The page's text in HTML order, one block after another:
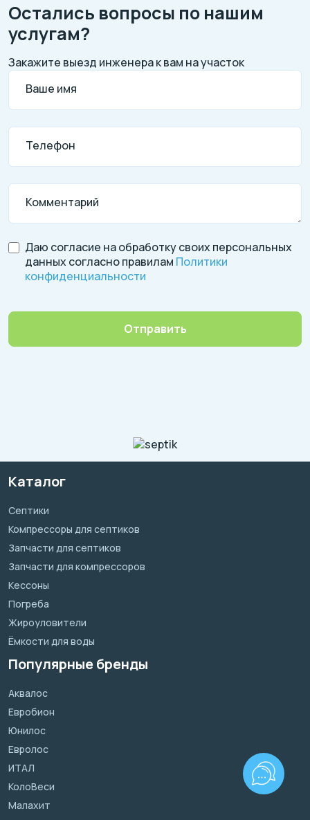
Остались вопросы по нашим
услугам?
Закажите выезд инженера к вам на участок
Ваше имя
Телефон
Комментарий
Даю согласие на обработку своих персональных
данных согласно правилам Политики
конфиденциальности
Отправить
Каталог
Септики
Компрессоры для септиков
Запчасти для септиков
Запчасти для компрессоров
Кессоны
Погреба
Жироуловители
Ёмкости для воды
Популярные бренды
Аквалос
Евробион
Юнилос
Евролос
ИТАЛ
КолоВеси
Малахит